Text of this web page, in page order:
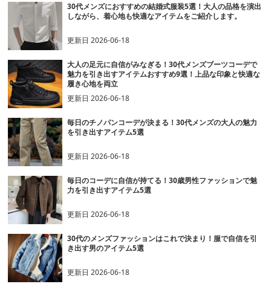
30代メンズにおすすめの結婚式服装5選！大人の品格を演出
しながら、着心地も快適なアイテムをご紹介します。
更新日2026-06-18
大人の足元に自信がみなぎる！30代メンズブーツコーデで
魅力を引き出すアイテムおすすめ9選！上品な印象と快適な
履き心地を両立
更新日2026-06-18
毎日のチノパンコーデが決まる！30代メンズの大人の魅力
を引き出すアイテム5選
更新日2026-06-18
毎日のコーデに自信が持てる！30歳男性ファッションで魅
力を引き出すアイテム5選
更新日2026-06-18
30代のメンズファッションはこれで決まり！服で自信を引
き出す男のアイテム5選
更新日2026-06-18